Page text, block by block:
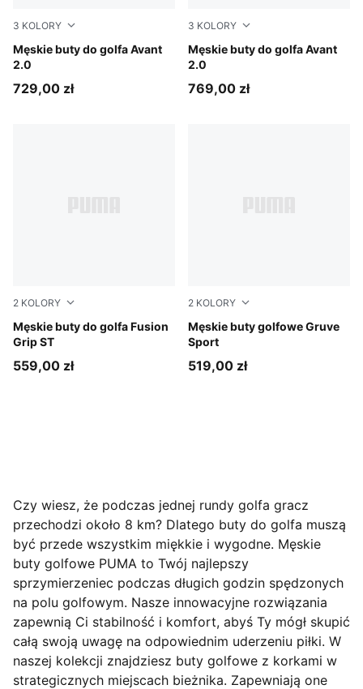
3 KOLORY
Męskie buty do golfa Avant
2.0
PUMA Black-Flat Dark Gray-Lemon Crush
729,00 zł
3 KOLORY
Męskie buty do golfa Avant
2.0
PUMA White-Deep Navy-
769,00 zł
2 KOLORY
Męskie buty do golfa Fusion
Grip ST
PUMA White-PUMA Silver-Deep Navy
559,00 zł
2 KOLORY
Męskie buty golfowe Gruve
Sport
Deep Navy-Ash Gray
519,00 zł
Czy wiesz, że podczas jednej rundy golfa gracz
przechodzi około 8 km? Dlatego buty do golfa muszą
być przede wszystkim miękkie i wygodne. Męskie
buty golfowe PUMA to Twój najlepszy
sprzymierzeniec podczas długich godzin spędzonych
na polu golfowym. Nasze innowacyjne rozwiązania
zapewnią Ci stabilność i komfort, abyś Ty mógł skupić
całą swoją uwagę na odpowiednim uderzeniu piłki. W
naszej kolekcji znajdziesz buty golfowe z korkami w
strategicznych miejscach bieżnika. Zapewniają one